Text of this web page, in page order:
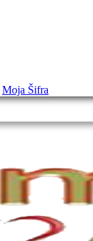
Moja Šifra